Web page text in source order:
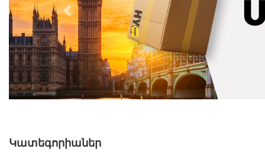
Previous
Կատեգորիաներ